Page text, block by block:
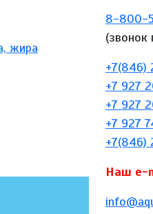
жира
8-800-
(звонок
+7(846)
+7 927
+7 927
+7 927
+7(846)
Наш e-